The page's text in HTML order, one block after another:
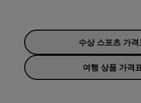
수상 스포츠 가
여행 상품 가격